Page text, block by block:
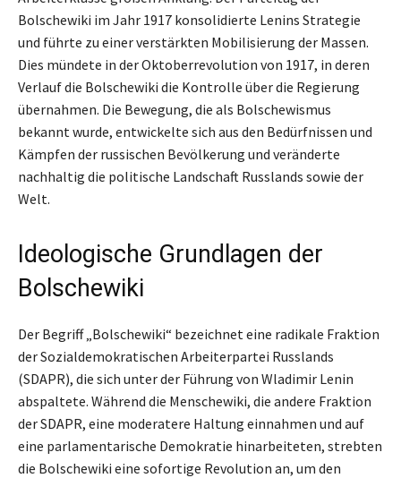
Bolschewiki im Jahr 1917 konsolidierte Lenins Strategie
und führte zu einer verstärkten Mobilisierung der Massen.
Dies mündete in der Oktoberrevolution von 1917, in deren
Verlauf die Bolschewiki die Kontrolle über die Regierung
übernahmen. Die Bewegung, die als Bolschewismus
bekannt wurde, entwickelte sich aus den Bedürfnissen und
Kämpfen der russischen Bevölkerung und veränderte
nachhaltig die politische Landschaft Russlands sowie der
Welt.
Ideologische Grundlagen der
Bolschewiki
Der Begriff „Bolschewiki“ bezeichnet eine radikale Fraktion
der Sozialdemokratischen Arbeiterpartei Russlands
(SDAPR), die sich unter der Führung von Wladimir Lenin
abspaltete. Während die Menschewiki, die andere Fraktion
der SDAPR, eine moderatere Haltung einnahmen und auf
eine parlamentarische Demokratie hinarbeiteten, strebten
die Bolschewiki eine sofortige Revolution an, um den